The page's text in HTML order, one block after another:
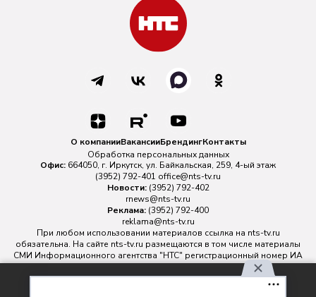
О компанииВакансииБрендингКонтакты
Обработка персональных данных
Офис: 664050, г. Иркутск, ул. Байкальская, 259, 4-ый этаж
(3952) 792-401 office@nts-tv.ru
Новости: (3952) 792-402
rnews@nts-tv.ru
Реклама: (3952) 792-400
reklama@nts-tv.ru
При любом использовании материалов ссылка на nts-tv.ru
обязательна. На сайте nts-tv.ru размещаются в том числе материалы
СМИ Информационного агентства "НТС" регистрационный номер ИА
№ ФС 77 - 88763 зарегистрировано Федеральной службой по
надзору в сфере связи, информационных технологий и массовых